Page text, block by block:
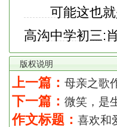
可能这也就
高沟中学初三:
版权说明
上一篇： 母亲之歌
下一篇： 微笑，是
作文标题： 喜欢和